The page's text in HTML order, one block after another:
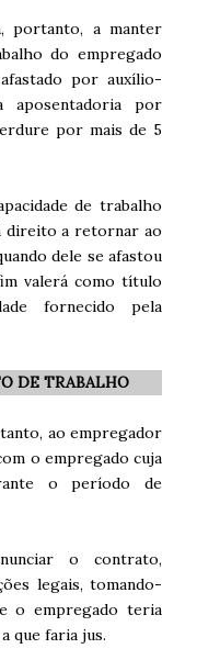
portanto, a manter
do empregado
por auxílio-
aposentadoria por
por mais de 5
de trabalho
direito a retornar ao
dele se afastou
valerá como título
fornecido pela
DE TRABALHO
ao empregador
o empregado cuja
o período de
o contrato,
legais, tomando-
o empregado teria
que faria jus.